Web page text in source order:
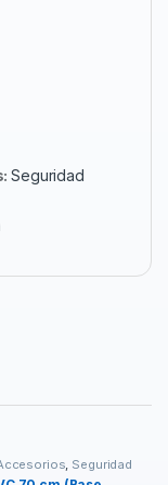
Seguridad
, Seguridad